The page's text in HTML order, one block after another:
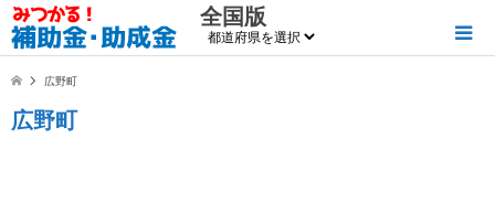
全国版
広野町
広野町